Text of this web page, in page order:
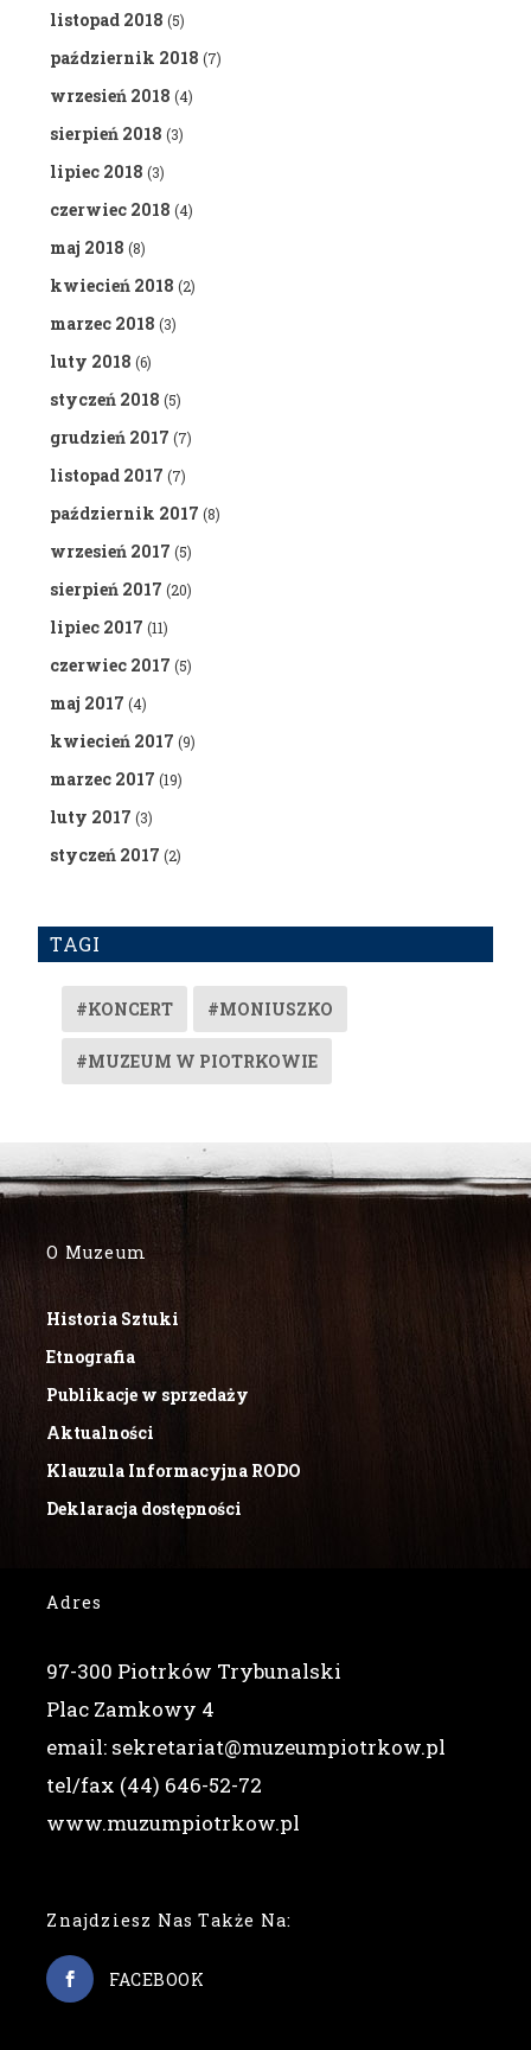
listopad 2018 (5)
październik 2018 (7)
wrzesień 2018 (4)
sierpień 2018 (3)
lipiec 2018 (3)
czerwiec 2018 (4)
maj 2018 (8)
kwiecień 2018 (2)
marzec 2018 (3)
luty 2018 (6)
styczeń 2018 (5)
grudzień 2017 (7)
listopad 2017 (7)
październik 2017 (8)
wrzesień 2017 (5)
sierpień 2017 (20)
lipiec 2017 (11)
czerwiec 2017 (5)
maj 2017 (4)
kwiecień 2017 (9)
marzec 2017 (19)
luty 2017 (3)
styczeń 2017 (2)
TAGI
#KONCERT #MONIUSZKO
#MUZEUM W PIOTRKOWIE
O Muzeum
Historia Sztuki
Etnografia
Publikacje w sprzedaży
Aktualności
Klauzula Informacyjna RODO
Deklaracja dostępności
Adres
97-300 Piotrków Trybunalski
Plac Zamkowy 4
email: sekretariat@muzeumpiotrkow.pl
tel/fax (44) 646-52-72
www.muzumpiotrkow.pl
Znajdziesz Nas Także Na:
FACEBOOK